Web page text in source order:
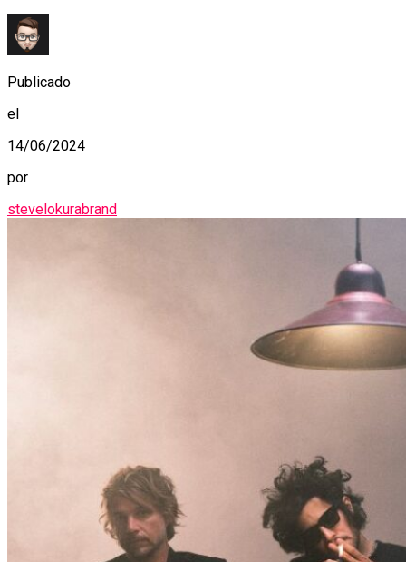
Publicado
el
14/06/2024
por
stevelokurabrand